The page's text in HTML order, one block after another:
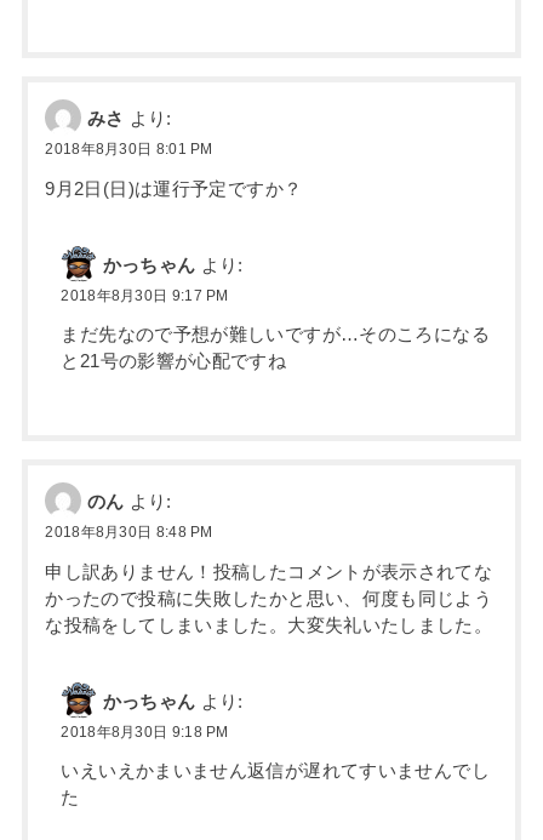
みさ より:
2018年8月30日 8:01 PM
9月2日(日)は運行予定ですか？
かっちゃん より:
2018年8月30日 9:17 PM
まだ先なので予想が難しいですが…そのころになる
と21号の影響が心配ですね
のん より:
2018年8月30日 8:48 PM
申し訳ありません！投稿したコメントが表示されてな
かったので投稿に失敗したかと思い、何度も同じよう
な投稿をしてしまいました。大変失礼いたしました。
かっちゃん より:
2018年8月30日 9:18 PM
いえいえかまいません返信が遅れてすいませんでし
た